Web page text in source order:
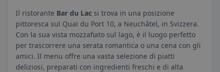
Il ristorante Bar du Lac si trova in una posizione
pittoresca sul Quai du Port 10, a Neuchâtel, in Svizzera.
Con la sua vista mozzafiato sul lago, è il luogo perfetto
per trascorrere una serata romantica o una cena con gli
amici. Il menu offre una vasta selezione di piatti
deliziosi, preparati con ingredienti freschi e di alta